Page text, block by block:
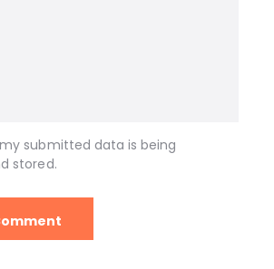
submitted data is being
stored.